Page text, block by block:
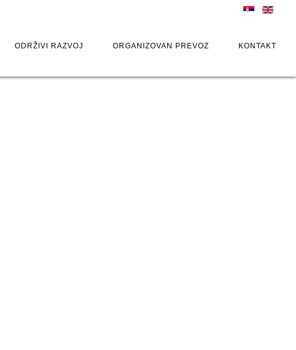
ODRŽIVI RAZVOJ ORGANIZOVAN PREVOZ KONTAKT